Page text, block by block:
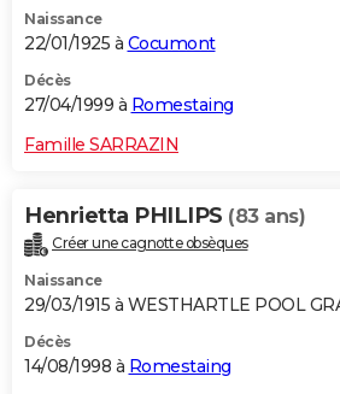
Naissance
22/01/1925 à Cocumont
Décès
27/04/1999 à Romestaing
Famille SARRAZIN
Henrietta PHILIPS (83 ans)
Créer une cagnotte obsèques
Naissance
29/03/1915 à WESTHARTLE POOL
Décès
14/08/1998 à Romestaing